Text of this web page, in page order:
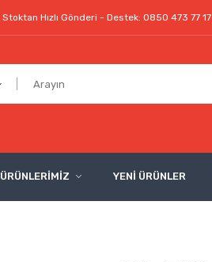
Stoktan Hızlı Gönderi - Destek: 0850 473 77 17
ÜRÜNLERİMİZ YENİ ÜRÜNLER